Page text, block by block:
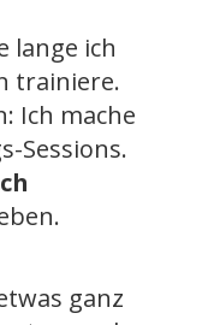
lange ich
trainiere.
Ich mache
Sessions.
ganz